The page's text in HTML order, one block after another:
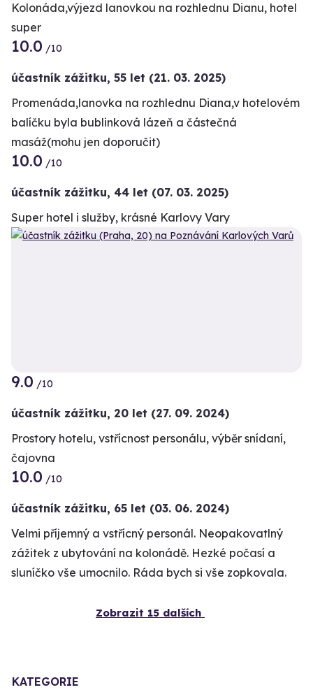
Kolonáda,výjezd lanovkou na rozhlednu Dianu, hotel
super
10.0 /10
účastník zážitku, 55 let (21. 03. 2025)
Promenáda,lanovka na rozhlednu Diana,v hotelovém
balíčku byla bublinková lázeň a částečná
masáž(mohu jen doporučit)
10.0 /10
účastník zážitku, 44 let (07. 03. 2025)
Super hotel i služby, krásné Karlovy Vary
+1
9.0 /10
účastník zážitku, 20 let (27. 09. 2024)
Prostory hotelu, vstřícnost personálu, výběr snídaní,
čajovna
10.0 /10
účastník zážitku, 65 let (03. 06. 2024)
Velmi příjemný a vstřícný personál. Neopakovatlný
zážitek z ubytování na kolonádě. Hezké počasí a
sluníčko vše umocnilo. Ráda bych si vše zopkovala.
Zobrazit 15 dalších
KATEGORIE